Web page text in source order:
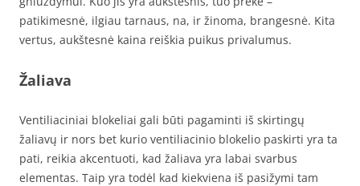
patikimesnė, ilgiau tarnaus, na, ir žinoma, brangesnė. Kita
vertus, aukštesnė kaina reiškia puikus privalumus.
Žaliava
Ventiliaciniai blokeliai gali būti pagaminti iš skirtingų
žaliavų ir nors bet kurio ventiliacinio blokelio paskirti yra ta
pati, reikia akcentuoti, kad žaliava yra labai svarbus
elementas. Taip yra todėl kad kiekviena iš pasižymi tam